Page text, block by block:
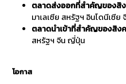
ตลาดส่งออกที่สำคัญของสิง
มาเลเซีย สหรัฐฯ อินโดนีเซีย
ตลาดนำเข้าที่สำคัญของสิง
สหรัฐฯ จีน ญี่ปุ่น
โอกาส